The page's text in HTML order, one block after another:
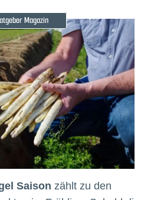
Magazin
Saison zählt zu den